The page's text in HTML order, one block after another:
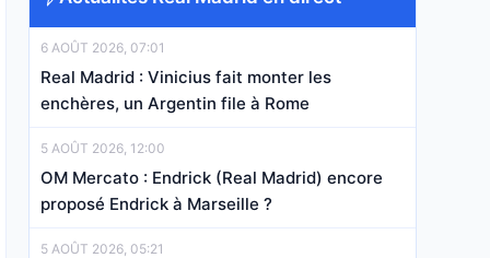
6 AOÛT 2026, 07:01
Real Madrid : Vinicius fait monter les
enchères, un Argentin file à Rome
5 AOÛT 2026, 12:00
OM Mercato : Endrick (Real Madrid) encore
proposé Endrick à Marseille ?
5 AOÛT 2026, 05:21